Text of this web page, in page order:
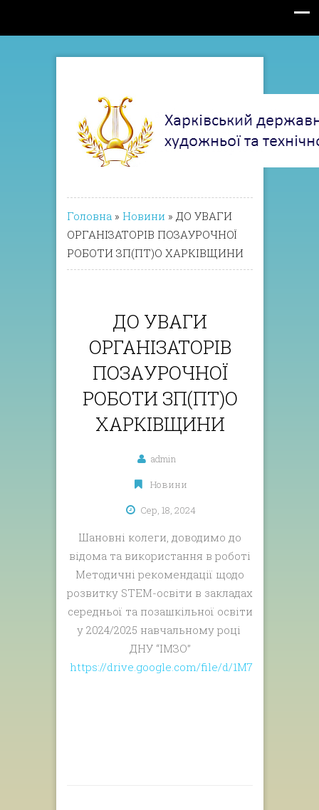
Головна » Новини » ДО УВАГИ
ОРГАНІЗАТОРІВ ПОЗАУРОЧНОЇ
РОБОТИ ЗП(ПТ)О ХАРКІВЩИНИ
ДО УВАГИ
ОРГАНІЗАТОРІВ
ПОЗАУРОЧНОЇ
РОБОТИ ЗП(ПТ)О
ХАРКІВЩИНИ
admin
Новини
Сер, 18, 2024
Шановні колеги, доводимо до
відома та використання в роботі
Методичні рекомендації щодо
розвитку STEM-освіти в закладах
середньої та позашкільної освіти
у 2024/2025 навчальному році
ДНУ “ІМЗО”
https://drive.google.com/file/d/